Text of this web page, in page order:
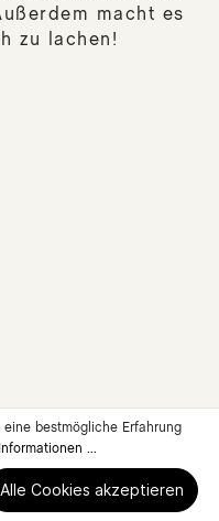
macht es
zu lachen!
bestmögliche Erfahrung
...
Alle Cookies akzeptieren